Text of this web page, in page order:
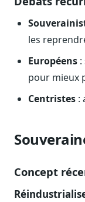
Kit média,
les
Européens
pour mieux
Centristes :
Concept